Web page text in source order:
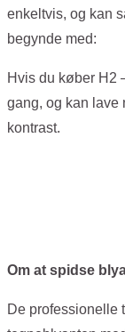
enkeltvis, og kan
begynde med:
Hvis du køber H2
gang, og kan lave
kontrast.
Om at spidse
De professionelle